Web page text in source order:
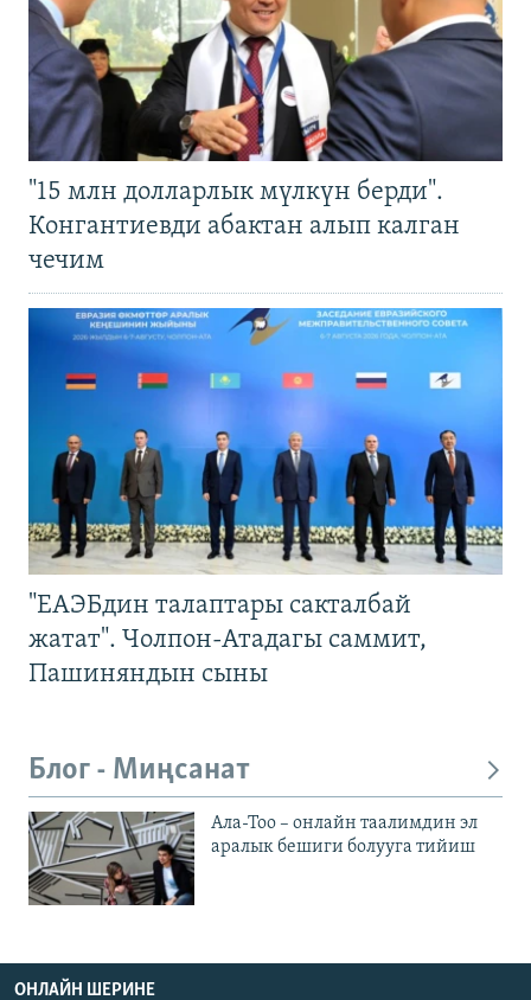
"15 млн долларлык мүлкүн берди".
Конгантиевди абактан алып калган
чечим
"ЕАЭБдин талаптары сакталбай
жатат". Чолпон-Атадагы саммит,
Пашиняндын сыны
Блог - Миңсанат
Ала-Тоо – онлайн таалимдин эл
аралык бешиги болууга тийиш
ОНЛАЙН ШЕРИНЕ